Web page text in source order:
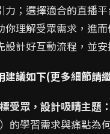
力；選擇適合的直播
你理解受眾需求，進
設計好互動流程，並
建議如下(更多細節請
受眾，設計吸睛主題：
的學習需求與痛點為